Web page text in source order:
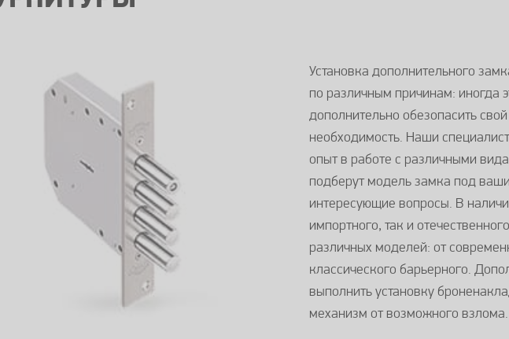
Установка дополнительного
по различным причинам: иногда
дополнительно обезопасить
необходимость. Наши
опыт в работе с различными
подберут модель замка под
интересующие вопросы. В
импортного, так и
различных моделей: от
классического барьерного.
выполнить установку
механизм от возможного взлома.